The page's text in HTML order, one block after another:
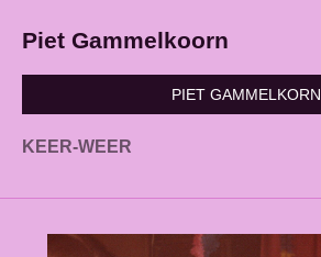
Piet Gammelkoorn
PIET GAMMELKORN
KEER-WEER